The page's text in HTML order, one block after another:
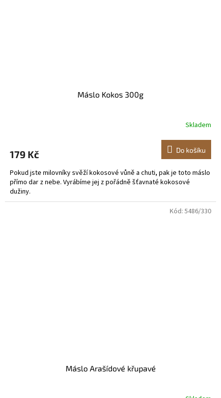
Máslo Kokos 300g
Skladem
179 Kč Do košíku
Pokud jste milovníky svěží kokosové vůně a chuti, pak je toto máslo
přímo dar z nebe. Vyrábíme jej z pořádně šťavnaté kokosové
dužiny.
Máslo Arašídové křupavé
Kód: 5486/330